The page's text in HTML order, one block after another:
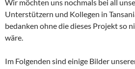
Wir möchten uns nochmals bei all
Unterstützern und Kollegen in
bedanken ohne die dieses Projekt so
wäre.
Im Folgenden sind einige Bilder